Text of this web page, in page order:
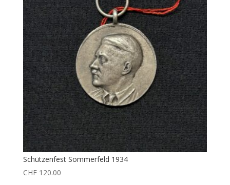
Schützenfest Sommerfeld 1934
CHF120.00